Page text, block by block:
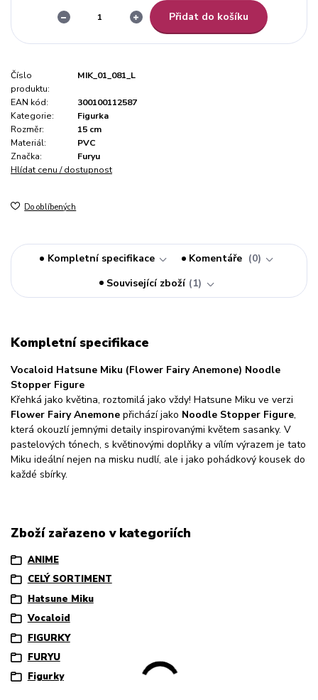
Přidat do košíku
Číslo
produktu:
MIK_01_081_L
EAN kód:
300100112587
Kategorie:
Figurka
Rozměr:
15 cm
Materiál:
PVC
Značka:
Furyu
Hlídat cenu / dostupnost
Do oblíbených
Kompletní specifikace Komentáře
0
Související zboží
1
Kompletní specifikace
Vocaloid Hatsune Miku (Flower Fairy Anemone) Noodle
Stopper Figure
Křehká jako květina, roztomilá jako vždy! Hatsune Miku ve verzi
Flower Fairy Anemone přichází jako Noodle Stopper Figure,
která okouzlí jemnými detaily inspirovanými květem sasanky. V
pastelových tónech, s květinovými doplňky a vílím výrazem je tato
Miku ideální nejen na misku nudlí, ale i jako pohádkový kousek do
každé sbírky.
Zboží zařazeno v kategoriích
ANIME
CELÝ SORTIMENT
Hatsune Miku
Vocaloid
FIGURKY
FURYU
Figurky